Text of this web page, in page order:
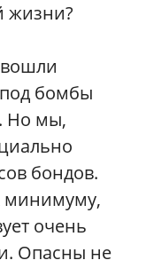
жизни?
бомбы
Но мы,
бондов.
минимуму,
очень
Опасны не